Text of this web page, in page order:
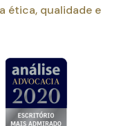
ética, qualidade e